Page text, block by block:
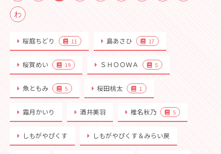
わ
桜庭ちどり 11 島あさひ 17
桜賀めい 19 ＳＨＯＯＷＡ 5
魚ともみ 5 桜田桃太 1
霜月かいり 酒井美羽 椎名秋乃 5
しもがやぴくす しもがやぴくす＆みらい戻